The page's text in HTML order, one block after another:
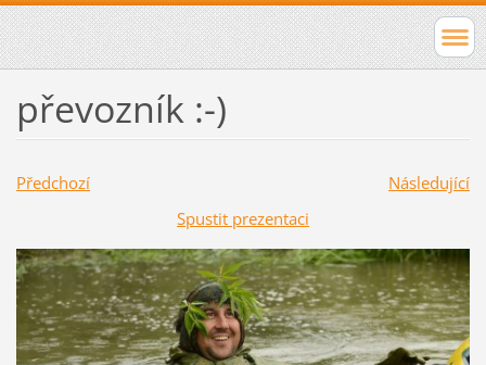
převozník :-)
Předchozí
Následující
Spustit prezentaci